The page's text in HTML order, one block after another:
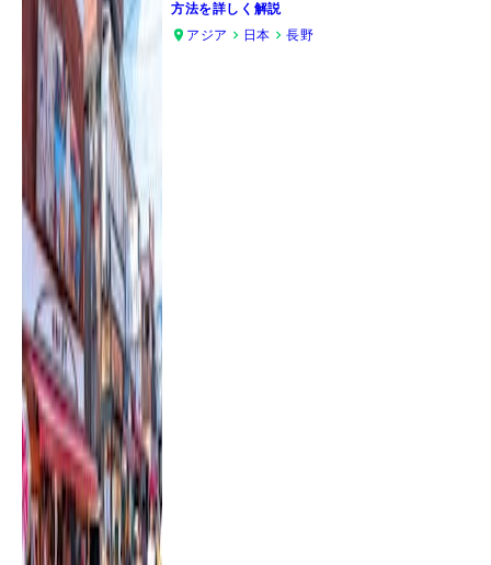
方法を詳しく解説
アジア
日本 長野